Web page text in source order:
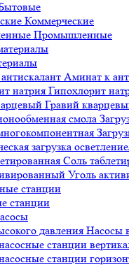
Коммерческие
Промышленные
Аминат к
Гипохлорит
Гравий
Соль
Уголь
станции
Насосы